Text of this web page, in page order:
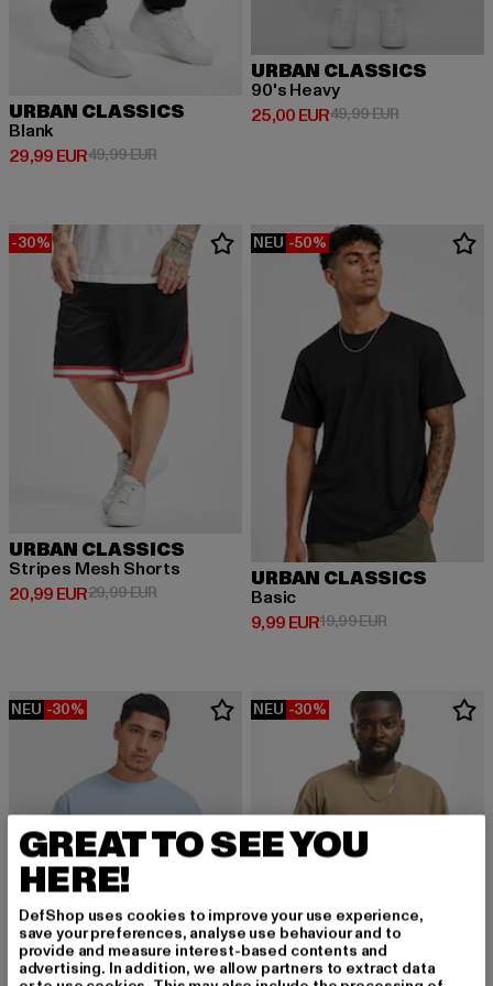
URBAN CLASSICS
Blank
29,99 EUR
Derzeitiger Preis: 29,99 EUR
49,99 EURAktionspreis: 49,99 EUR
URBAN CLASSICS
90's Heavy
25,00 EUR
Derzeitiger Preis: 25,00 EUR
49,99 EURAktionspreis:
-30%
URBAN CLASSICS
Stripes Mesh Shorts
20,99 EUR
Derzeitiger Preis: 20,99 EUR
29,99 EURAktionspreis: 29,99 EUR
NEU -50%
URBAN CLASSICS
Basic
9,99 EUR
Derzeitiger Preis: 9,99 EUR
19,99 EURAktionspreis:
NEU -30% NEU -30%
GREAT TO SEE YOU
HERE!
DefShop uses cookies to improve your use experience,
save your preferences, analyse use behaviour and to
provide and measure interest-based contents and
advertising. In addition, we allow partners to extract data